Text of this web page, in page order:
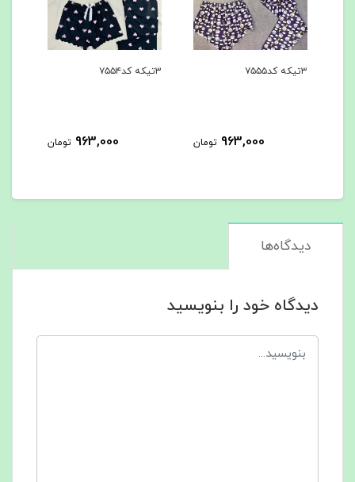
۳تیکه کد۷۵۵۵
963,000 تومان
۳تیکه کد۷۵۵۴
963,000 تومان
دیدگاه‌ها
دیدگاه خود را بنویسید